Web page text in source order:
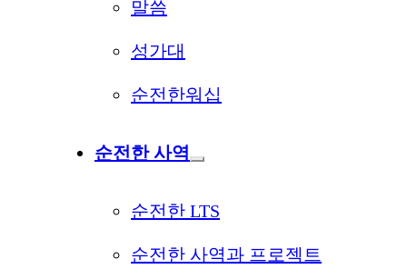
말씀
성가대
순전한워십
순전한 사역
순전한 LTS
순전한 사역과 프로젝트